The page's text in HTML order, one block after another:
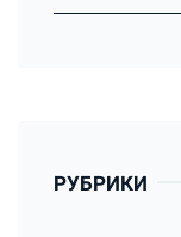
РУБРИКИ